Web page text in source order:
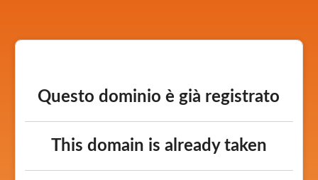
Questo dominio è già registrato
This domain is already taken